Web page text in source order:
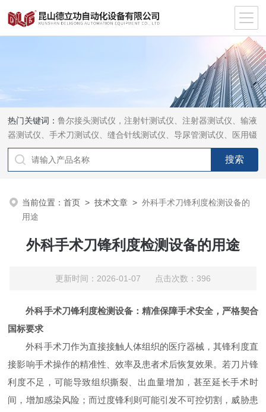
热门关键词：鲁尔接头测试仪，注射针测试仪、注射器测试仪、输液
器测试仪、手术刀测试仪、缝合针线测试仪、导尿管测试仪、医用镊
钳测试仪、导引管导丝测试仪、针灸针测试仪、留置针测试仪
当前位置：首页 >技术文章 >外科手术刀锋利度检测设备的
用途
外科手术刀锋利度检测设备的用途
更新时间：2026-01-07 点击次数：396
外科手术刀锋利度检测设备：精准保障手术安全，严格契合
国标要求
外科手术刀作为直接接触人体组织的医疗器械，其锋利度直
接影响手术操作的精准性、效率及患者术后恢复效果。若刀片锋
利度不足，可能导致组织撕裂、出血量增加，甚至延长手术时
间，增加感染风险；而过度锋利则可能引发不可控切割，威胁患